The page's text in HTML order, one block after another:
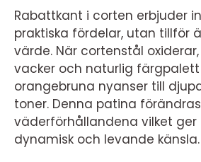
Rabattkant i corten erbjuder
praktiska fördelar, utan tillför
värde. När cortenstål
vacker och naturlig
orangebruna nyanser till
toner. Denna patina
väderförhållandena vilket
dynamisk och levande känsla.